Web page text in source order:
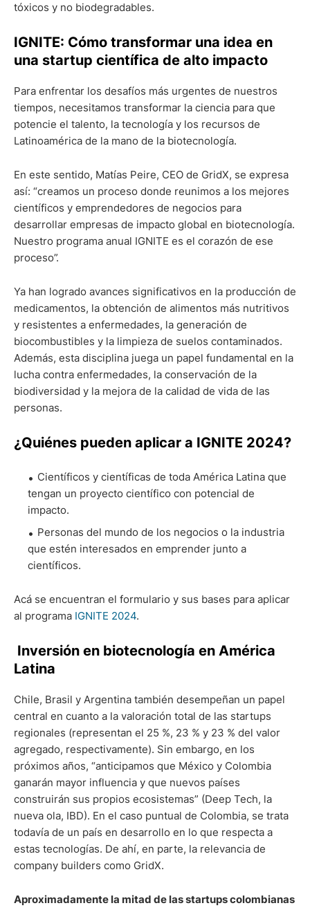
tóxicos y no biodegradables.
IGNITE: Cómo transformar una idea en
una startup científica de alto impacto
Para enfrentar los desafíos más urgentes de nuestros
tiempos, necesitamos transformar la ciencia para que
potencie el talento, la tecnología y los recursos de
Latinoamérica de la mano de la biotecnología.
En este sentido, Matías Peire, CEO de GridX, se expresa
así: “creamos un proceso donde reunimos a los mejores
científicos y emprendedores de negocios para
desarrollar empresas de impacto global en biotecnología.
Nuestro programa anual IGNITE es el corazón de ese
proceso”.
Ya han logrado avances significativos en la producción de
medicamentos, la obtención de alimentos más nutritivos
y resistentes a enfermedades, la generación de
biocombustibles y la limpieza de suelos contaminados.
Además, esta disciplina juega un papel fundamental en la
lucha contra enfermedades, la conservación de la
biodiversidad y la mejora de la calidad de vida de las
personas.
¿Quiénes pueden aplicar a IGNITE 2024?
Científicos y científicas de toda América Latina que
tengan un proyecto científico con potencial de
impacto.
Personas del mundo de los negocios o la industria
que estén interesados en emprender junto a
científicos.
Acá se encuentran el formulario y sus bases para aplicar
al programa IGNITE 2024.
Inversión en biotecnología en América
Latina
Chile, Brasil y Argentina también desempeñan un papel
central en cuanto a la valoración total de las startups
regionales (representan el 25 %, 23 % y 23 % del valor
agregado, respectivamente). Sin embargo, en los
próximos años, “anticipamos que México y Colombia
ganarán mayor influencia y que nuevos países
construirán sus propios ecosistemas” (Deep Tech, la
nueva ola, IBD). En el caso puntual de Colombia, se trata
todavía de un país en desarrollo en lo que respecta a
estas tecnologías. De ahí, en parte, la relevancia de
company builders como GridX.
Aproximadamente la mitad de las startups colombianas